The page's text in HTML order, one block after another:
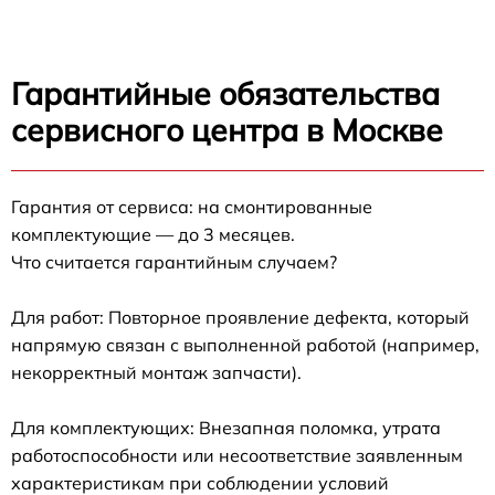
Гарантийные обязательства
сервисного центра в Москве
Гарантия от сервиса: на смонтированные
комплектующие — до 3 месяцев.
Что считается гарантийным случаем?
Для работ: Повторное проявление дефекта, который
напрямую связан с выполненной работой (например,
некорректный монтаж запчасти).
Для комплектующих: Внезапная поломка, утрата
работоспособности или несоответствие заявленным
характеристикам при соблюдении условий